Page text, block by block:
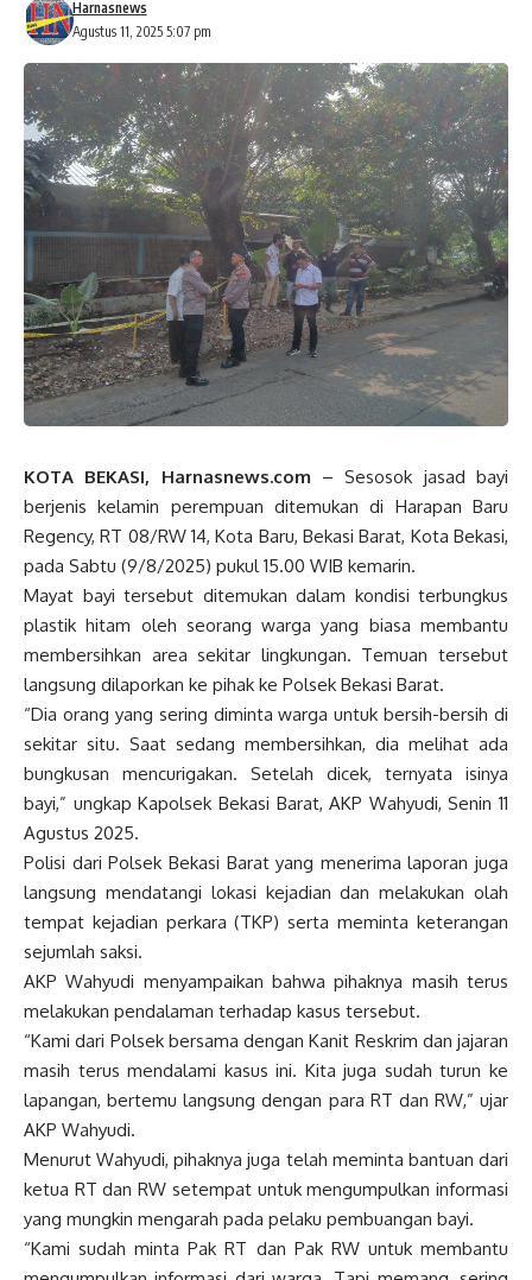
Agustus 11, 2025 5:07 pm
Harnasnews
KOTA BEKASI, Harnasnews.com – Sesosok jasad bayi
berjenis kelamin perempuan ditemukan di Harapan Baru
Regency, RT 08/RW 14, Kota Baru, Bekasi Barat, Kota Bekasi,
pada Sabtu (9/8/2025) pukul 15.00 WIB kemarin.
Mayat bayi tersebut ditemukan dalam kondisi terbungkus
plastik hitam oleh seorang warga yang biasa membantu
membersihkan area sekitar lingkungan. Temuan tersebut
langsung dilaporkan ke pihak ke Polsek Bekasi Barat.
“Dia orang yang sering diminta warga untuk bersih-bersih di
sekitar situ. Saat sedang membersihkan, dia melihat ada
bungkusan mencurigakan. Setelah dicek, ternyata isinya
bayi,” ungkap Kapolsek Bekasi Barat, AKP Wahyudi, Senin 11
Agustus 2025.
Polisi dari Polsek Bekasi Barat yang menerima laporan juga
langsung mendatangi lokasi kejadian dan melakukan olah
tempat kejadian perkara (TKP) serta meminta keterangan
sejumlah saksi.
AKP Wahyudi menyampaikan bahwa pihaknya masih terus
melakukan pendalaman terhadap kasus tersebut.
“Kami dari Polsek bersama dengan Kanit Reskrim dan jajaran
masih terus mendalami kasus ini. Kita juga sudah turun ke
lapangan, bertemu langsung dengan para RT dan RW,” ujar
AKP Wahyudi.
Menurut Wahyudi, pihaknya juga telah meminta bantuan dari
ketua RT dan RW setempat untuk mengumpulkan informasi
yang mungkin mengarah pada pelaku pembuangan bayi.
“Kami sudah minta Pak RT dan Pak RW untuk membantu